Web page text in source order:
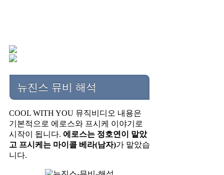
뉴진스 뮤비 해석
COOL WITH YOU 뮤직비디오 내용은
기본적으로 에로스와 프시케 이야기로
시작이 됩니다. 에로스는 정호연이 맡았
고 프시케는 마이콜 베라(남자)가 맡았습
니다.